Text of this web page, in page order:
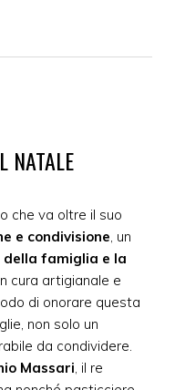
NATALE
che va oltre il suo
e condivisione, un
della famiglia e la
cura artigianale e
di onorare questa
non solo un
da condividere.
Massari, il re